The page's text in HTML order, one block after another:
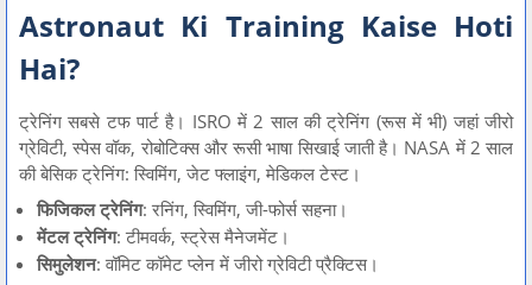
Astronaut Ki Training Kaise Hoti
Hai?
ट्रेनिंग सबसे टफ पार्ट है। ISRO में 2 साल की ट्रेनिंग (रूस में भी) जहां जीरो
ग्रेविटी, स्पेस वॉक, रोबोटिक्स और रूसी भाषा सिखाई जाती है। NASA में 2 साल
की बेसिक ट्रेनिंग: स्विमिंग, जेट फ्लाइंग, मेडिकल टेस्ट।
फिजिकल ट्रेनिंग: रनिंग, स्विमिंग, जी-फोर्स सहना।
मेंटल ट्रेनिंग: टीमवर्क, स्ट्रेस मैनेजमेंट।
सिमुलेशन: वॉमिट कॉमेट प्लेन में जीरो ग्रेविटी प्रैक्टिस।